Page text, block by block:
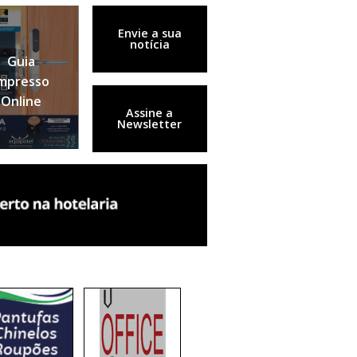
Guia
Online
Envie a sua
notícia
Assine a
Newsletter